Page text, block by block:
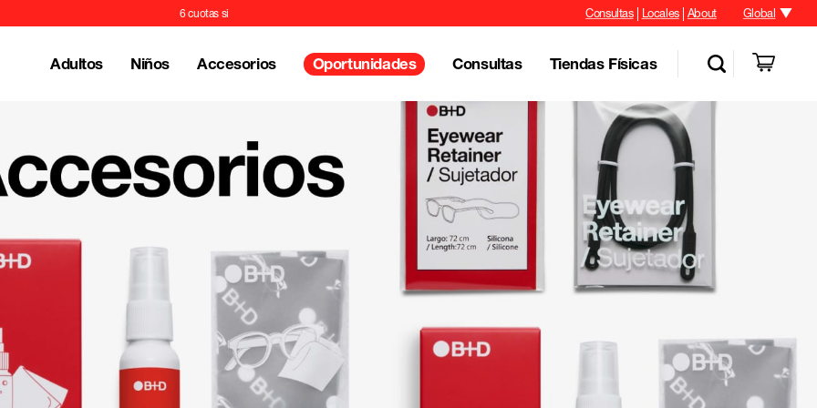
6 Consultas Locales About Global
Adultos Niños Accesorios Oportunidades Consultas Tiendas Físicas